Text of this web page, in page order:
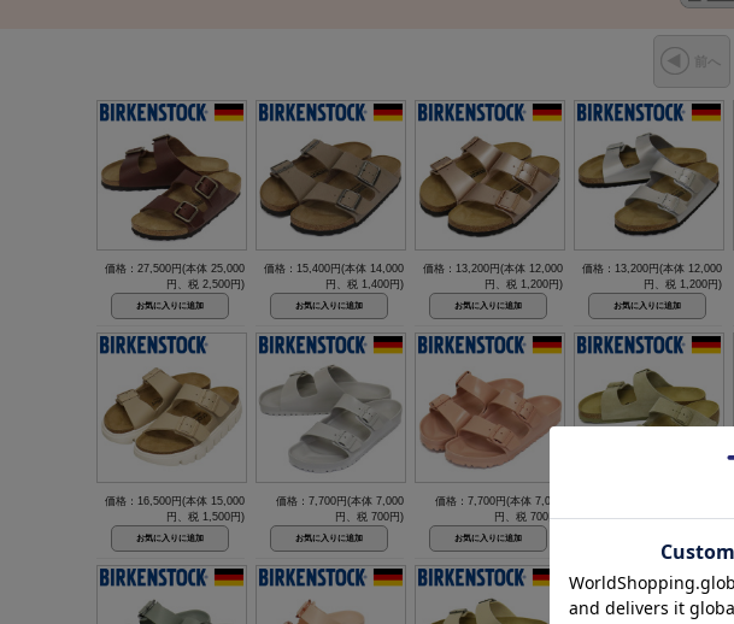
前へ
価格：27,500円(本体 25,000
円、税 2,500円)
価格：15,400円(本体 14,000
円、税 1,400円)
価格：13,200円(本体 12,000
円、税 1,200円)
価格：13,200円(本体 12,000
円、税 1,200円)
価格：16,500円(本体 15,000
円、税 1,500円)
価格：7,700円(本体 7,000
円、税 700円)
価格：7,700円(本体 7,000
円、税 700円)
円、税 1,700円)